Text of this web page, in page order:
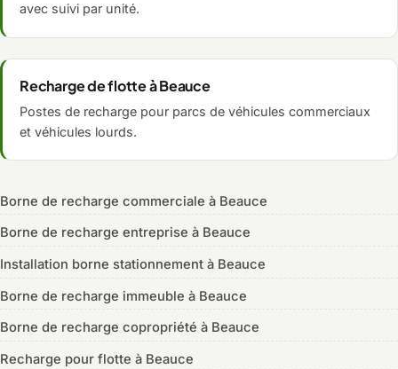
avec suivi par unité.
Recharge de flotte à Beauce
Postes de recharge pour parcs de véhicules commerciaux
et véhicules lourds.
Borne de recharge commerciale à Beauce
Borne de recharge entreprise à Beauce
Installation borne stationnement à Beauce
Borne de recharge immeuble à Beauce
Borne de recharge copropriété à Beauce
Recharge pour flotte à Beauce